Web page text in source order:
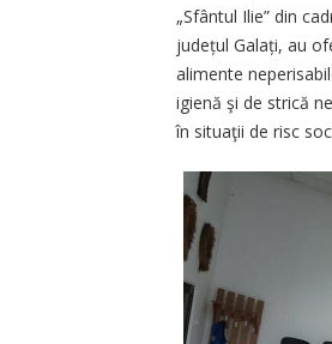
„Sfântul Ilie” din
județul Galați, au
alimente
igienă şi de strică
în situaţii de risc